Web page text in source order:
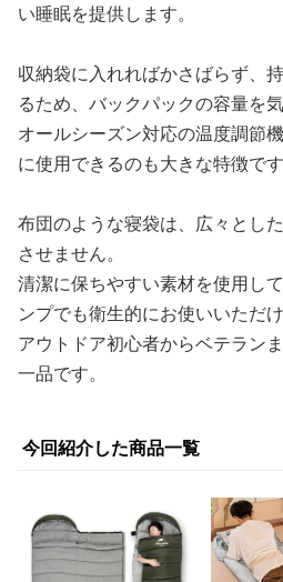
い睡眠を提供します。
収納袋に入れればかさばらず、
るため、バックパックの容量を
オールシーズン対応の温度調節
に使用できるのも大きな特徴です
布団のような寝袋は、広々とし
させません。
清潔に保ちやすい素材を使用し
ンプでも衛生的にお使いいただけ
アウトドア初心者からベテラン
一品です。
今回紹介した商品一覧